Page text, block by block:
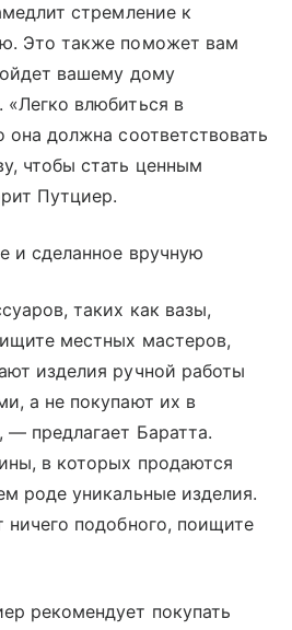
стремление к
Это также поможет вам
вашему дому
влюбиться в
должна соответствовать
чтобы стать ценным
Путциер.
и сделанное вручную
таких как вазы,
местных мастеров,
изделия ручной работы
а не покупают их в
— предлагает Баратта.
в которых продаются
роде уникальные изделия.
ничего подобного, поищите
рекомендует покупать